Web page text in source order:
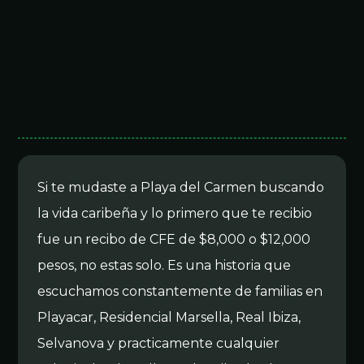
Si te mudaste a Playa del Carmen buscando
la vida caribeña y lo primero que te recibio
fue un recibo de CFE de $8,000 o $12,000
pesos, no estas solo. Es una historia que
escuchamos constantemente de familias en
Playacar, Residencial Marsella, Real Ibiza,
Selvanova y practicamente cualquier